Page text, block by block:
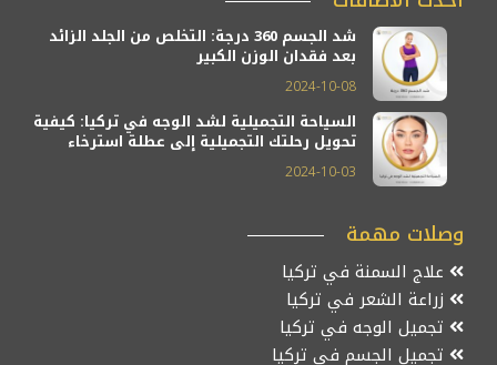
شد الجسم 360 درجة: التخلص من الجلد الزائد
بعد فقدان الوزن الكبير
2024-10-08
السياحة التجميلية لشد الوجه في تركيا: كيفية
تحويل رحلتك التجميلية إلى عطلة استرخاء
2024-10-03
وصلات مهمة
علاج السمنة في تركيا
زراعة الشعر في تركيا
تجميل الوجه في تركيا
تجميل الجسم في تركيا